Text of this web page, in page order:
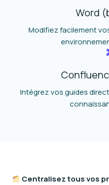
Word
Modifiez facilement
Intégrez vos guides
Centralisez tous vos